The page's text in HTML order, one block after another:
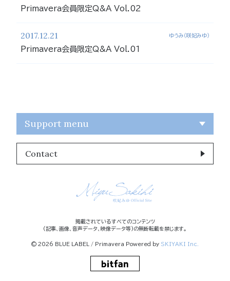
Primavera会員限定Q&A Vol.02
2017.12.21 ゆうみ（咲妃みゆ）
Primavera会員限定Q&A Vol.01
Support menu
Contact
掲載されているすべてのコンテンツ
(記事、画像、音声データ、映像データ等)の無断転載を禁じます。
© 2026 BLUE LABEL / Primavera Powered by SKIYAKI Inc.